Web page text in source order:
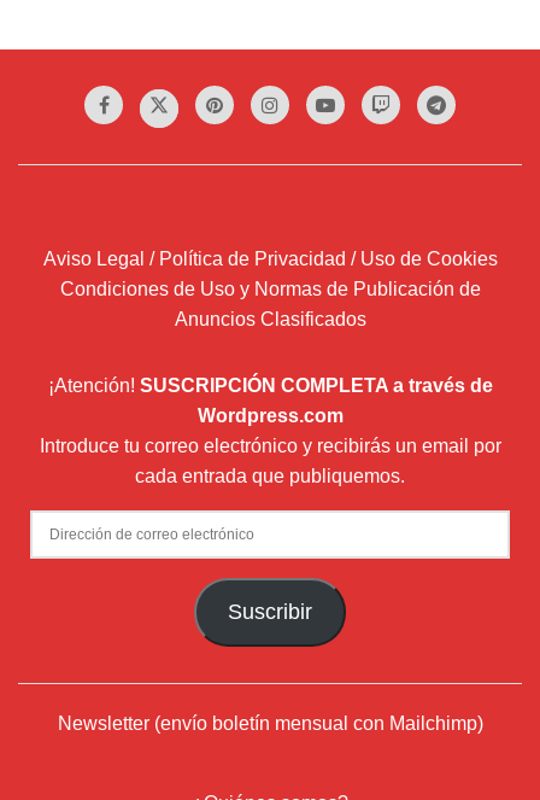
Aviso Legal / Política de Privacidad / Uso de Cookies
Condiciones de Uso y Normas de Publicación de
Anuncios Clasificados
¡Atención! SUSCRIPCIÓN COMPLETA a través de
Wordpress.com
Introduce tu correo electrónico y recibirás un email por
cada entrada que publiquemos.
Dirección
de
Suscribir
Newsletter (envío boletín mensual con Mailchimp)